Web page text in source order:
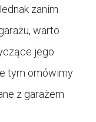
zanim
warto
jego
tym omówimy
z garażem